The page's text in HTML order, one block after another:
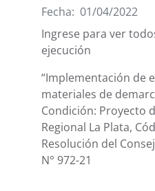
Fecha: 01/04/2022
Ingrese para ver
ejecución
“Implementación de
materiales de
Condición: Proyecto
Regional La Plata,
Resolución del
N° 972-21